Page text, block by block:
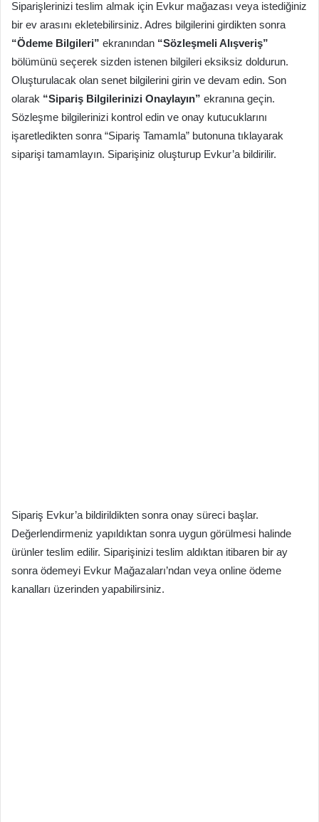
Siparişlerinizi teslim almak için Evkur mağazası veya istediğiniz
bir ev arasını ekletebilirsiniz. Adres bilgilerini girdikten sonra
“Ödeme Bilgileri” ekranından “Sözleşmeli Alışveriş”
bölümünü seçerek sizden istenen bilgileri eksiksiz doldurun.
Oluşturulacak olan senet bilgilerini girin ve devam edin. Son
olarak “Sipariş Bilgilerinizi Onaylayın” ekranına geçin.
Sözleşme bilgilerinizi kontrol edin ve onay kutucuklarını
işaretledikten sonra “Sipariş Tamamla” butonuna tıklayarak
siparişi tamamlayın. Siparişiniz oluşturup Evkur’a bildirilir.
Sipariş Evkur’a bildirildikten sonra onay süreci başlar.
Değerlendirmeniz yapıldıktan sonra uygun görülmesi halinde
ürünler teslim edilir. Siparişinizi teslim aldıktan itibaren bir ay
sonra ödemeyi Evkur Mağazaları’ndan veya online ödeme
kanalları üzerinden yapabilirsiniz.